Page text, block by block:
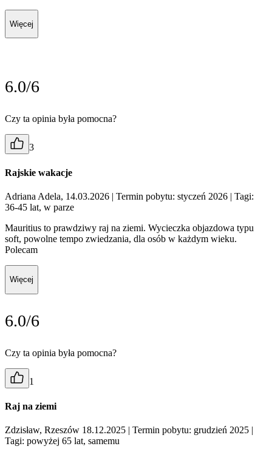
Więcej
6.0/6
Czy ta opinia była pomocna?
3
Rajskie wakacje
Adriana Adela, 14.03.2026 | Termin pobytu: styczeń 2026 | Tagi:
36-45 lat, w parze
Mauritius to prawdziwy raj na ziemi. Wycieczka objazdowa typu
soft, powolne tempo zwiedzania, dla osób w każdym wieku.
Polecam
Więcej
6.0/6
Czy ta opinia była pomocna?
1
Raj na ziemi
Zdzisław, Rzeszów 18.12.2025 | Termin pobytu: grudzień 2025 |
Tagi: powyżej 65 lat, samemu